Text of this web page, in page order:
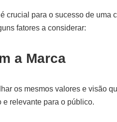
crucial para o sucesso de uma
fatores a considerar:
a Marca
os mesmos valores e visão
relevante para o público.